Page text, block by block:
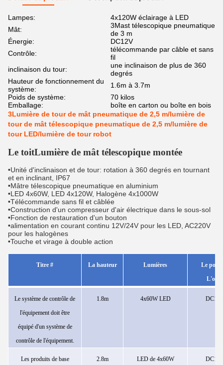
Lampes:
4x120W éclairage à LED
Mât:
3Mast télescopique pneumatique
de 3 m
Énergie:
DC12V
Contrôle:
télécommande par câble et sans
fil
inclinaison du tour:
une inclinaison de plus de 360
degrés
Hauteur de fonctionnement du
système:
1.6m à 3.7m
Poids de système:
70 kilos
Emballage:
boîte en carton ou boîte en bois
3Lumière de tour de mât pneumatique de 2,5 m/lumière de
tour de mât télescopique pneumatique de 2,5 m/lumière de
tour LED/lumière de tour robot
Le toitLumière de mât télescopique montée
•Unité d'inclinaison et de tour: rotation à 360 degrés en tournant
et en inclinant, IP67
•Mâtre télescopique pneumatique en aluminium
•LED 4x60W, LED 4x120W, Halogène 4x1000W
•Télécommande sans fil et câblée
•Construction d'un compresseur d'air électrique dans le sous-sol
•Fonction de restauration d'un bouton
•alimentation en courant continu 12V/24V pour les LED, AC220V
pour les halogènes
•Touche et virage à double action
Titre # La hauteur Lumières
Le
Le système de contrôle de
l'équipement doit être
équipé d'un système de
contrôle de l'équipement.
1.8m 4x60W LED
Les produits de base 2.8m LED de 4x60W